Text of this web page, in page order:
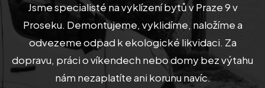
Malování
Deratizace a dezinsekce
Jsme specialisté na vyklízení bytů v Praze 9 v
Proseku. Demontujeme, vyklidíme, naložíme a
odvezeme odpad k ekologické likvidaci. Za
dopravu, práci o víkendech nebo domy bez výtahu
nám nezaplatíte ani korunu navíc.